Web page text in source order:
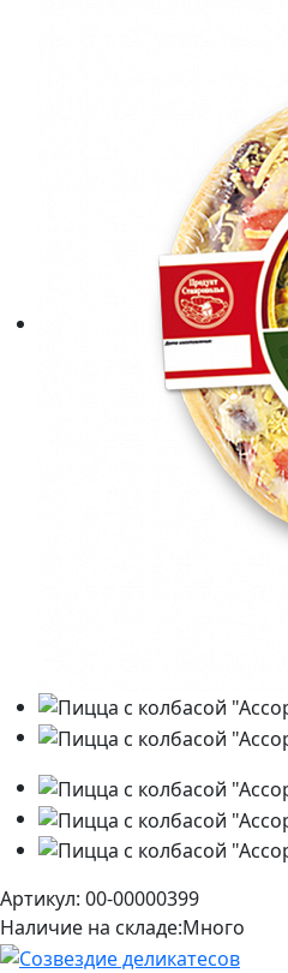
Артикул: 00-00000399
Наличие на складе:Много